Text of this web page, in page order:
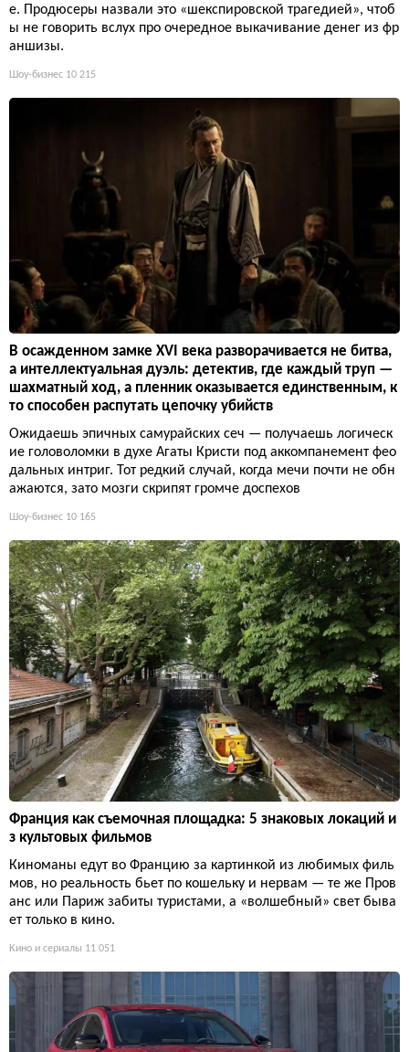
е. Продюсеры назвали это «шекспировской трагедией», чтоб
ы не говорить вслух про очередное выкачивание денег из фр
аншизы.
Шоу-бизнес 10 215
В осажденном замке XVI века разворачивается не битва,
а интеллектуальная дуэль: детектив, где каждый труп —
шахматный ход, а пленник оказывается единственным, к
то способен распутать цепочку убийств
Ожидаешь эпичных самурайских сеч — получаешь логическ
ие головоломки в духе Агаты Кристи под аккомпанемент фео
дальных интриг. Тот редкий случай, когда мечи почти не обн
ажаются, зато мозги скрипят громче доспехов
Шоу-бизнес 10 165
Франция как съемочная площадка: 5 знаковых локаций и
з культовых фильмов
Киноманы едут во Францию за картинкой из любимых филь
мов, но реальность бьет по кошельку и нервам — те же Пров
анс или Париж забиты туристами, а «волшебный» свет быва
ет только в кино.
Кино и сериалы 11 051